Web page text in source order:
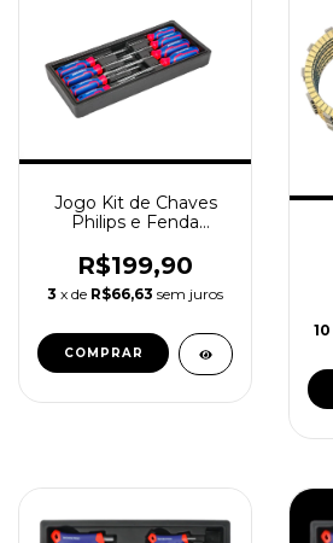
Jogo Kit de Chaves
Philips e Fenda
pcs
R$199,90
3 x de R$66,63 sem juros
10